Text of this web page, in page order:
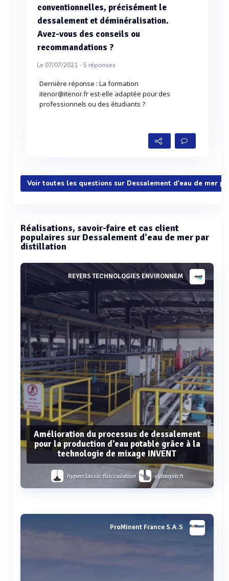
conventionnelles, précisément le
dessalement et déminéralisation.
Avez-vous des conseils ou
recommandations ?
Le 07/07/2021 -5 réponses
Dernière réponse : La formation
itenor@itenor.fr est-elle adaptée pour des
professionnels ou des étudiants ?
Voir toutes les questions sur Dessalement d'eau de mer
Réalisations, savoir-faire et cas client
populaires sur Dessalement d'eau de mer par
distillation
REYERS TECHNOLOGIES ENVIRONNEM
Amélioration du processus de dessalement
pour la production d'eau potable grâce à la
technologie de mixage INVENT
hyperclassic flocculation cyberpitch
Voir plus
ProMinent France S.A.S